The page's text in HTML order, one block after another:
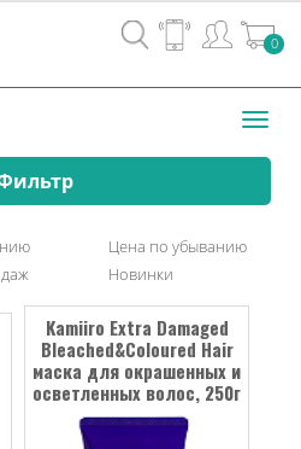
Вход
/
0
Цена по убыванию
Новинки
Kamiiro Extra Damaged
Bleached&Coloured Hair
маска для окрашенных и
осветленных волос, 250г